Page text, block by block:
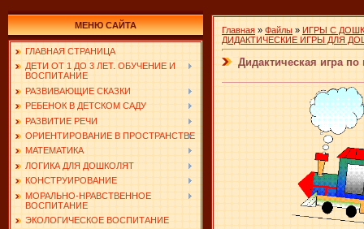
МЕНЮ САЙТА
ГЛАВНАЯ СТРАНИЦА
ДЕТИ ОТ 1 ДО 3 ЛЕТ. ОБУЧЕНИЕ И
ВОСПИТАНИЕ
РАЗВИВАЮЩИЕ СКАЗКИ
РЕБЕНОК В ДЕТСКОМ САДУ
РАЗВИТИЕ РЕЧИ
ОРИЕНТИРОВАНИЕ В ПРОСТРАНСТВЕ
МАТЕМАТИКА
ЛОГИКА ДЛЯ ДОШКОЛЯТ
КОНСТРУИРОВАНИЕ
МОРАЛЬНО-НРАВСТВЕННОЕ
ВОСПИТАНИЕ
ЭКОЛОГИЧЕСКОЕ ВОСПИТАНИЕ
Главная » Файлы » ИГРЫ С
ДИДАКТИЧЕСКИЕ ИГРЫ ДЛЯ
Дидактическая игра